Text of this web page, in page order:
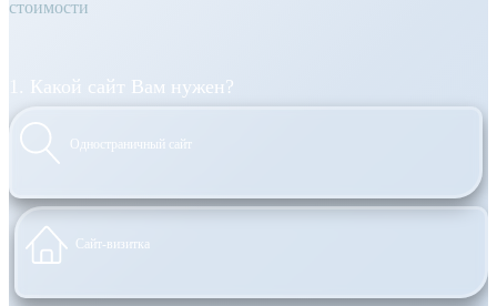
стоимости
1. Какой сайт Вам нужен?
Одностраничный сайт
Сайт-визитка